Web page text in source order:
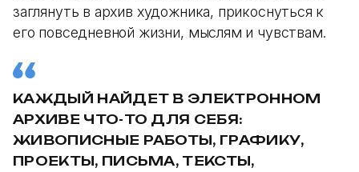
заглянуть в архив художника, прикоснуться к
его повседневной жизни, мыслям и чувствам.
КАЖДЫЙ НАЙДЕТ В ЭЛЕКТРОННОМ
АРХИВЕ ЧТО-ТО ДЛЯ СЕБЯ:
ЖИВОПИСНЫЕ РАБОТЫ, ГРАФИКУ,
ПРОЕКТЫ, ПИСЬМА, ТЕКСТЫ,